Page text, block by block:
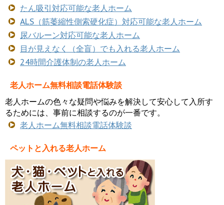
たん吸引対応可能な老人ホーム
ALS（筋萎縮性側索硬化症）対応可能な老人ホーム
尿バルーン対応可能な老人ホーム
目が見えなく（全盲）でも入れる老人ホーム
24時間介護体制の老人ホーム
老人ホーム無料相談電話体験談
老人ホームの色々な疑問や悩みを解決して安心して入所す
るためには、事前に相談するのが一番です。
老人ホーム無料相談電話体験談
ペットと入れる老人ホーム